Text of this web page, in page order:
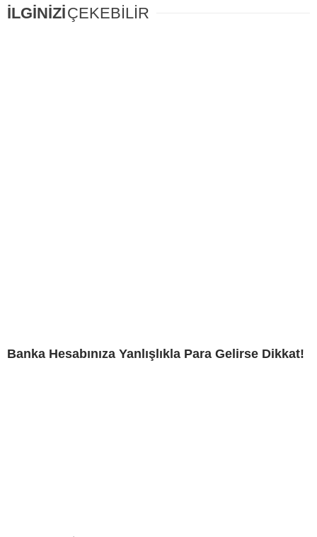
İLGİNİZİÇEKEBİLİR
Banka Hesabınıza Yanlışlıkla Para Gelirse Dikkat!